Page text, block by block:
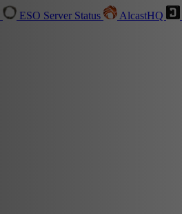
ESO Server Status AlcastHQ